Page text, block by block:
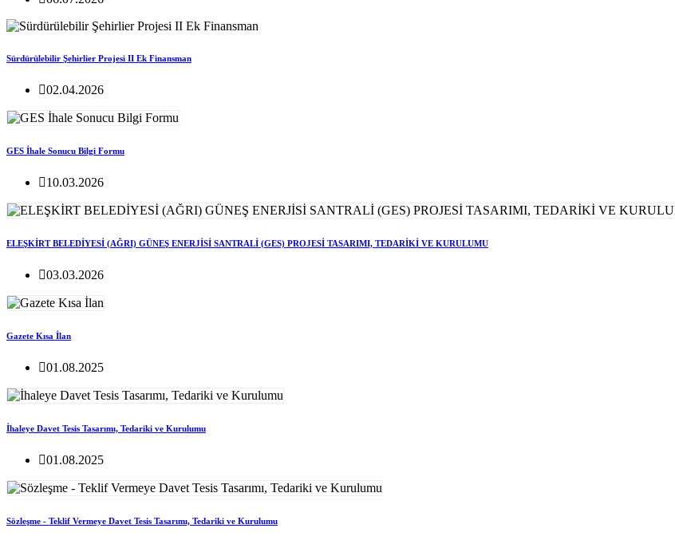
Sürdürülebilir Şehirlier Projesi II Ek Finansman
02.04.2026
GES İhale Sonucu Bilgi Formu
10.03.2026
ELEŞKİRT BELEDİYESİ (AĞRI) GÜNEŞ ENERJİSİ SANTRALİ (GES) PROJESİ TASARIMI, TEDARİKİ VE KURULUMU
03.03.2026
Gazete Kısa İlan
01.08.2025
İhaleye Davet Tesis Tasarımı, Tedariki ve Kurulumu
01.08.2025
Sözleşme - Teklif Vermeye Davet Tesis Tasarımı, Tedariki ve Kurulumu